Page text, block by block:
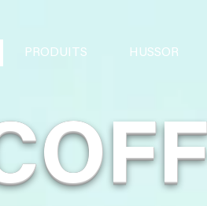
PRODUITS HUSSOR